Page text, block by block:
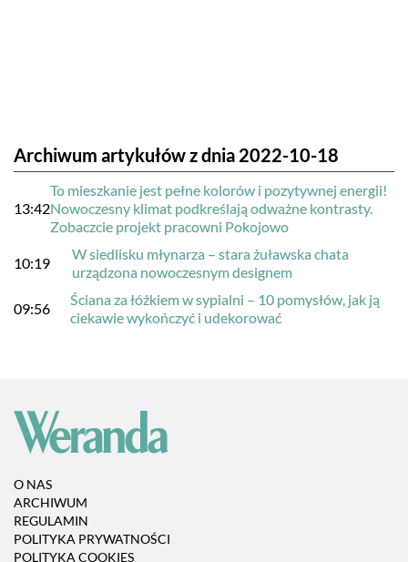
Archiwum artykułów z dnia 2022-10-18
13:42
To mieszkanie jest pełne kolorów i pozytywnej energii!
Nowoczesny klimat podkreślają odważne kontrasty.
Zobaczcie projekt pracowni Pokojowo
10:19
W siedlisku młynarza – stara żuławska chata
urządzona nowoczesnym designem
09:56
Ściana za łóżkiem w sypialni – 10 pomysłów, jak ją
ciekawie wykończyć i udekorować
O NAS
ARCHIWUM
REGULAMIN
POLITYKA PRYWATNOŚCI
POLITYKA COOKIES